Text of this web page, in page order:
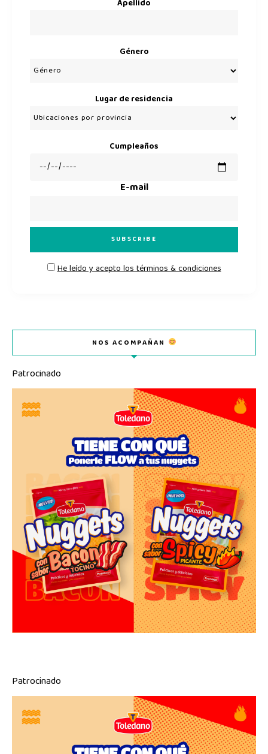
Apellido
Género
Lugar de residencia
Cumpleaños
E-mail
He leído y acepto los términos & condiciones
NOS ACOMPAÑAN
Patrocinado
Patrocinado